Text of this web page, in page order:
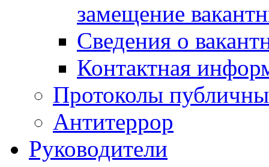
замещение
Сведения о
Контактная
Протоколы
Антитеррор
Руководители